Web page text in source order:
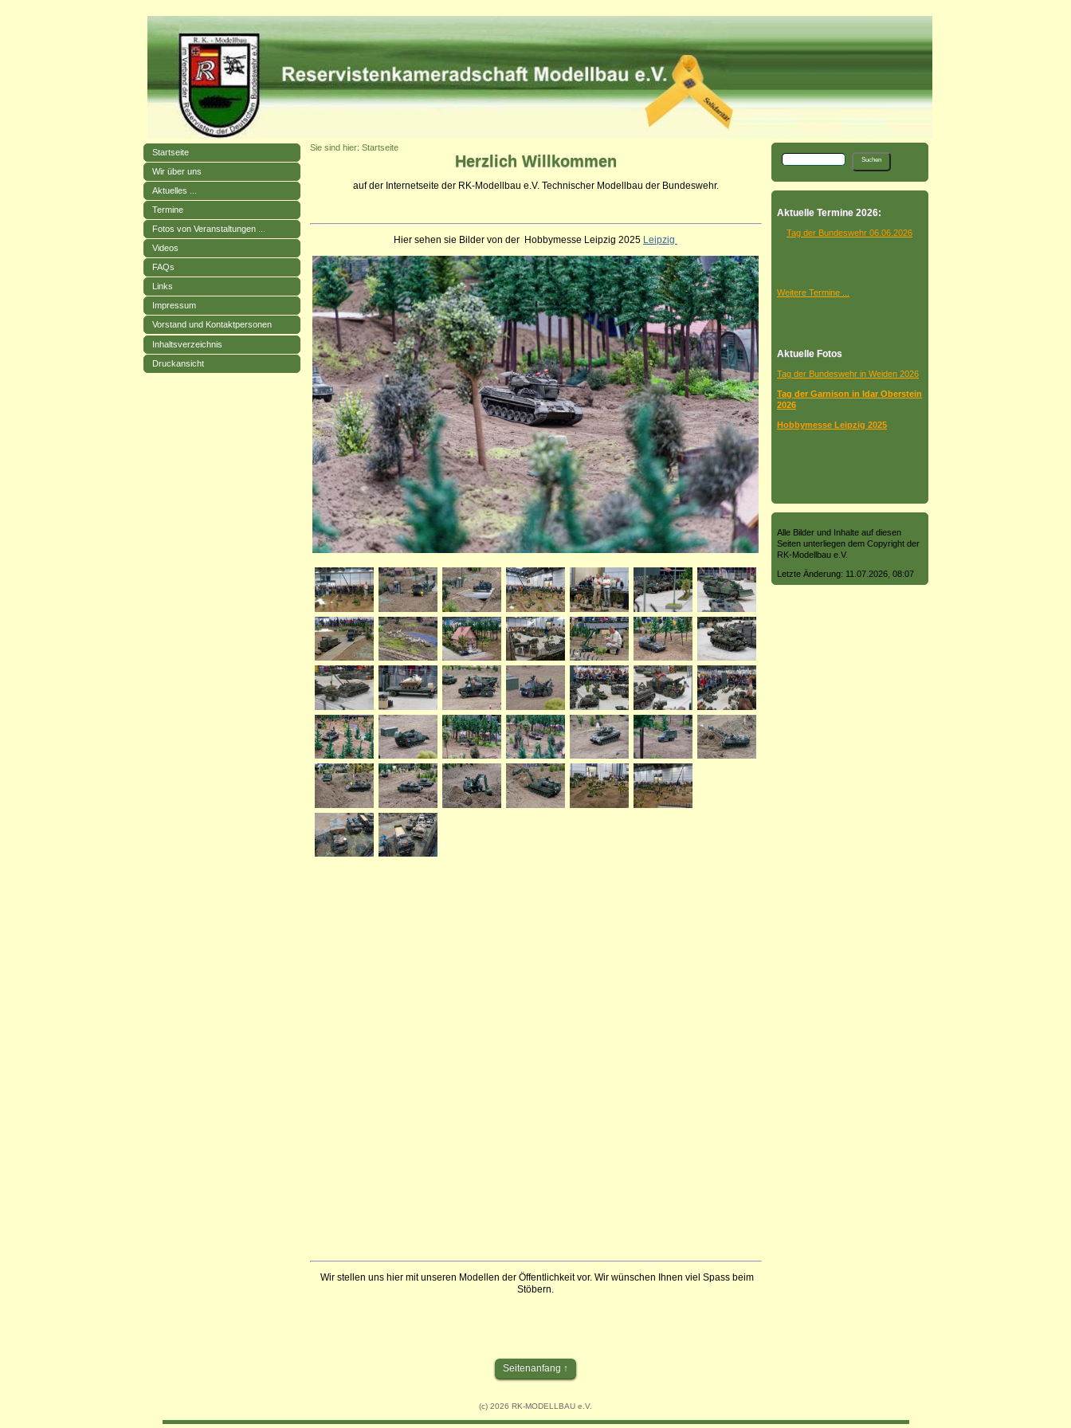
Startseite
Wir über uns
Aktuelles ...
Termine
Fotos von Veranstaltungen ...
Videos
FAQs
Links
Impressum
Vorstand und Kontaktpersonen
Inhaltsverzeichnis
Druckansicht
Sie sind hier: Startseite
Herzlich Willkommen
auf der Internetseite der RK-Modellbau e.V. Technischer Modellbau der Bundeswehr.
Hier sehen sie Bilder von der Hobbymesse Leipzig 2025 Leipzig
Wir stellen uns hier mit unseren Modellen der Öffentlichkeit vor. Wir wünschen Ihnen viel Spass beim
Stöbern.
Aktuelle Termine 2026:
Tag der Bundeswehr 06.06.2026
Weitere Termine ...
Aktuelle Fotos
Tag der Bundeswehr in Weiden 2026
Tag der Garnison in Idar Oberstein
2026
Hobbymesse Leipzig 2025
Alle Bilder und Inhalte auf diesen
Seiten unterliegen dem Copyright der
RK-Modellbau e.V.
Letzte Änderung: 11.07.2026, 08:07
Seitenanfang
(c) 2026 RK-MODELLBAU e.V.